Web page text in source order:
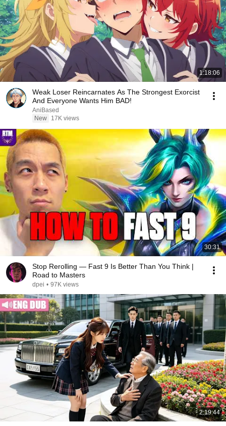
1:18:06
Weak Loser Reincarnates As The Strongest Exorcist
And Everyone Wants Him BAD!
AniBased
New
17K views
30:31
Stop Rerolling — Fast 9 Is Better Than You Think |
Road to Masters
dpei • 97K views
2:19:44